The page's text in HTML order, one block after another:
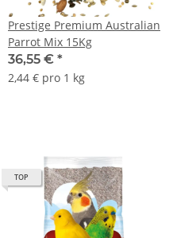
Prestige Premium Australian
Parrot Mix 15Kg
36,55 € *
2,44 € pro 1 kg
TOP